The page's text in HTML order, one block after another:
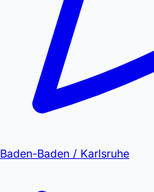
Baden-Baden / Karlsruhe